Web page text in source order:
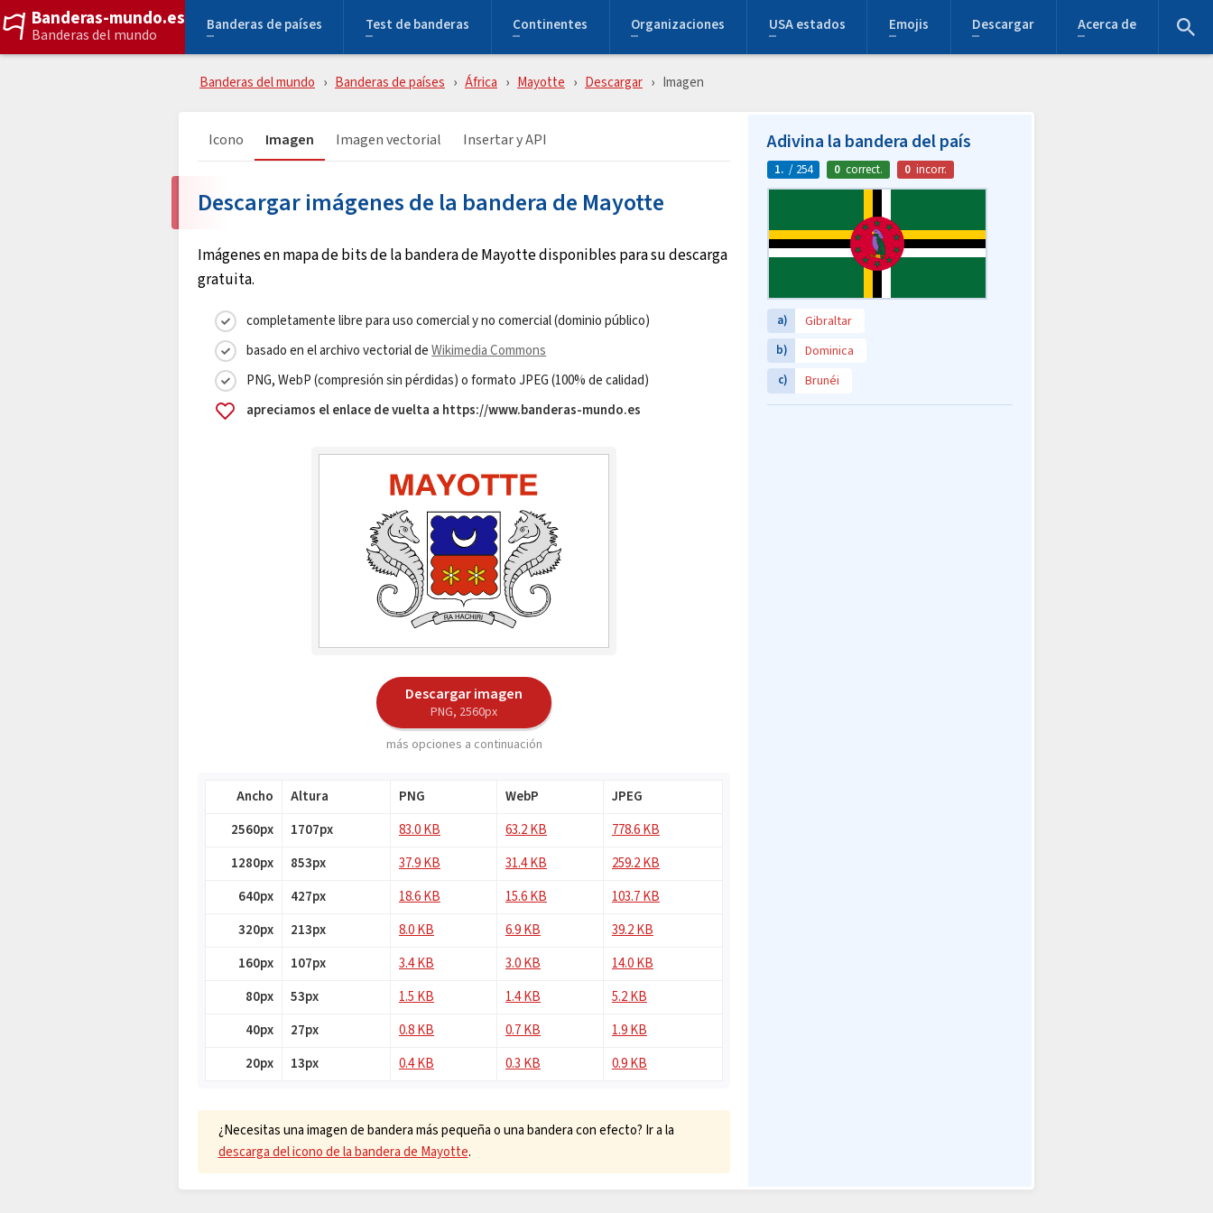
Banderas-mundo.es
Banderas del mundo
Banderas de países Test de banderas Continentes Organizaciones USA estados Emojis Descargar Acerca de
Banderas del mundo Banderas de países África Mayotte Descargar Imagen
Icono Imagen Imagen vectorial Insertar y API
Descargar imágenes de la bandera de Mayotte
Imágenes en mapa de bits de la bandera de Mayotte disponibles para su descarga
gratuita.
completamente libre para uso comercial y no comercial (dominio público)
basado en el archivo vectorial deWikimedia Commons
PNG, WebP (compresión sin pérdidas) o formato JPEG (100% de calidad)
apreciamos el enlace de vuelta a https://www.banderas-mundo.es
Descargar imagen
PNG, 2560px
más opciones a continuación
Ancho Altura PNG WebP
JPEG
2560px
1707px 83.0 KB 63.2 KB
778.6 KB
1280px
853px 37.9 KB 31.4 KB
259.2 KB
640px
427px 18.6 KB 15.6 KB
103.7 KB
320px
213px 8.0 KB 6.9 KB
39.2 KB
160px
107px 3.4 KB 3.0 KB
14.0 KB
80px
53px 1.5 KB 1.4 KB
5.2 KB
40px
27px 0.8 KB 0.7 KB
1.9 KB
20px
13px 0.4 KB 0.3 KB 0.9 KB
¿Necesitas una imagen de bandera más pequeña o una bandera con efecto? Ir a la
descarga del icono de la bandera de Mayotte.
Adivina la bandera del país
1. / 254 0 correct. 0 incorr.
a) Gibraltar
b) Dominica
c) Brunéi